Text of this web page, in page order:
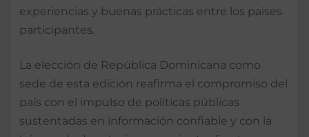
experiencias y buenas prácticas entre los países
participantes.
La elección de República Dominicana como
sede de esta edición reafirma el compromiso del
país con el impulso de políticas públicas
sustentadas en información confiable y con la